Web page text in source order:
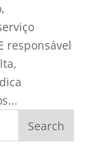
responsável
Search